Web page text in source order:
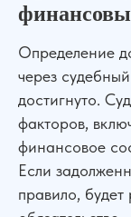
Определение
через
достигнуто.
факторов,
финансовое
Если
правило,